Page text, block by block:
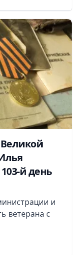
й день
и
ветерана с